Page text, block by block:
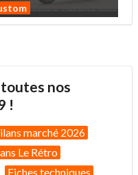
toutes nos
!
marché 2026
Le Rétro
Fiches techniques